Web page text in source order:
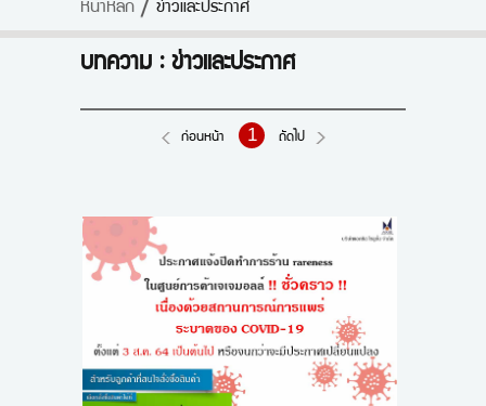
สินค้า
ข่าวสาร
หน้าหลัก ข่าวและประกาศ
บทความ : ข่าวและประกาศ
ก่อนหน้า 1 ถัดไป